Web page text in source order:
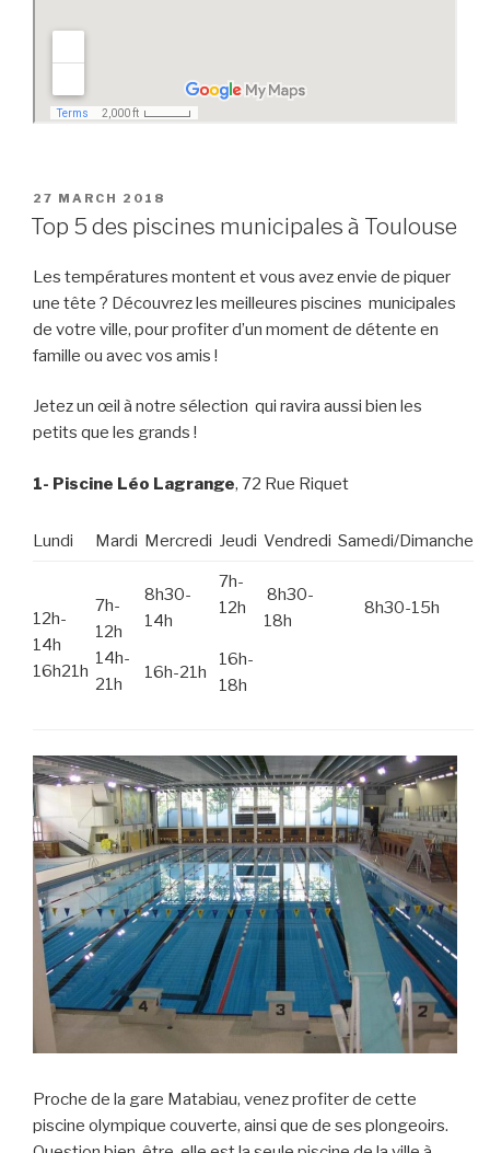
POSTED
ON
27 MARCH 2018
Top 5 des piscines municipales à Toulouse
Les températures montent et vous avez envie de piquer
une tête ? Découvrez les meilleures piscines municipales
de votre ville, pour profiter d’un moment de détente en
famille ou avec vos amis !
Jetez un œil à notre sélection qui ravira aussi bien les
petits que les grands !
1- Piscine Léo Lagrange, 72 Rue Riquet
Lundi Mardi Mercredi Jeudi Vendredi Samedi/Dimanche
12h-
14h
16h21h
7h-
12h
14h-
21h
8h30-
14h
16h-21h
7h-
12h
16h-
18h
8h30-
18h
8h30-15h
Proche de la gare Matabiau, venez profiter de cette
piscine olympique couverte, ainsi que de ses plongeoirs.